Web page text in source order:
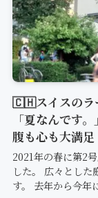
🇨🇭スイスのラ
「夏なんです
腹も心も大満足
2021年の春に第2
した。 広々とした
す。 去年から今年